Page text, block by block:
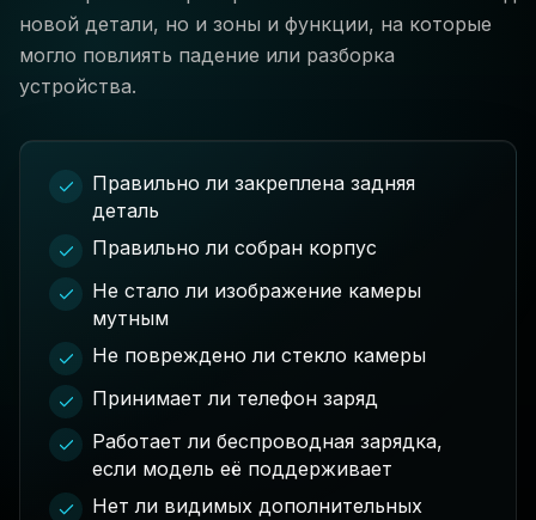
новой детали, но и зоны и функции, на которые
могло повлиять падение или разборка
устройства.
Правильно ли закреплена задняя
деталь
Правильно ли собран корпус
Не стало ли изображение камеры
мутным
Не повреждено ли стекло камеры
Принимает ли телефон заряд
Работает ли беспроводная зарядка,
если модель её поддерживает
Нет ли видимых дополнительных